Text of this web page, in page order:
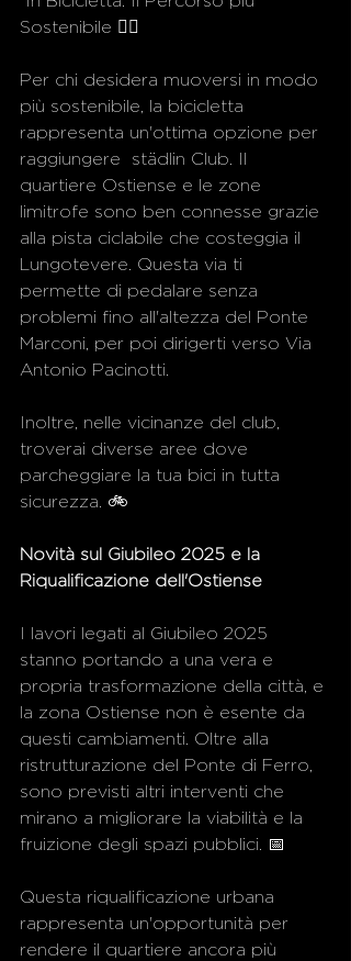
Sostenibile 🚴‍♀️
Per chi desidera muoversi in modo
più sostenibile, la bicicletta
rappresenta un'ottima opzione per
raggiungere  städlin Club. Il
quartiere Ostiense e le zone
limitrofe sono ben connesse grazie
alla pista ciclabile che costeggia il
Lungotevere. Questa via ti
permette di pedalare senza
problemi fino all'altezza del Ponte
Marconi, per poi dirigerti verso Via
Antonio Pacinotti.
Inoltre, nelle vicinanze del club,
troverai diverse aree dove
parcheggiare la tua bici in tutta
sicurezza. 🚲
Novità sul Giubileo 2025 e la
Riqualificazione dell'Ostiense
I lavori legati al Giubileo 2025
stanno portando a una vera e
propria trasformazione della città, e
la zona Ostiense non è esente da
questi cambiamenti. Oltre alla
ristrutturazione del Ponte di Ferro,
sono previsti altri interventi che
mirano a migliorare la viabilità e la
fruizione degli spazi pubblici. 📅
Questa riqualificazione urbana
rappresenta un'opportunità per
rendere il quartiere ancora più